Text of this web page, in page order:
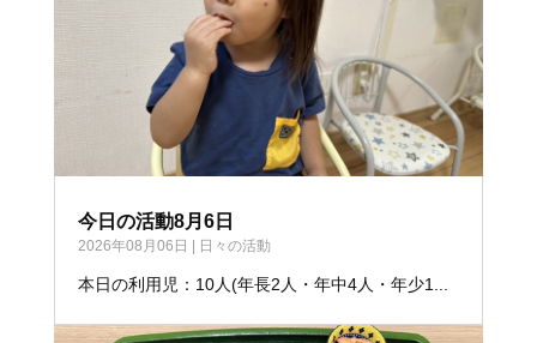
今日の活動8月6日
2026年08月06日 日々の活動
本日の利用児：10人(年長2人・年中4人・年少1...